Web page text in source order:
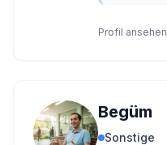
Profil ansehen
Begüm
Sonstige